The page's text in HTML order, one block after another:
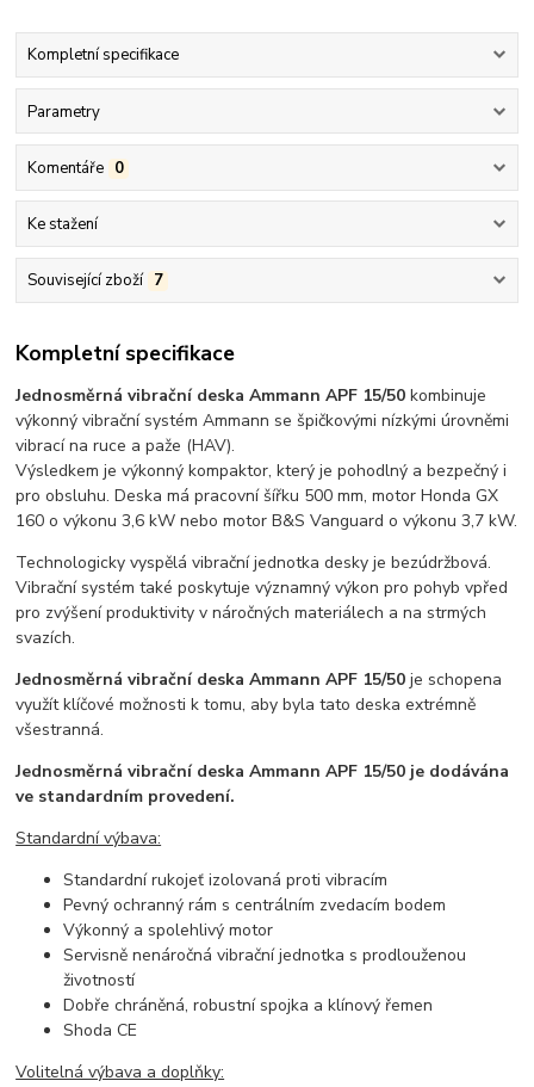
Kompletní specifikace
Parametry
Komentáře 0
Ke stažení
Související zboží 7
Kompletní specifikace
Jednosměrná vibrační deska Ammann APF 15/50 kombinuje
výkonný vibrační systém Ammann se špičkovými nízkými úrovněmi
vibrací na ruce a paže (HAV).
Výsledkem je výkonný kompaktor, který je pohodlný a bezpečný i
pro obsluhu. Deska má pracovní šířku 500 mm, motor Honda GX
160 o výkonu 3,6 kW nebo motor B&S Vanguard o výkonu 3,7 kW.
Technologicky vyspělá vibrační jednotka desky je bezúdržbová.
Vibrační systém také poskytuje významný výkon pro pohyb vpřed
pro zvýšení produktivity v náročných materiálech a na strmých
svazích.
Jednosměrná vibrační deska Ammann APF 15/50 je schopena
využít klíčové možnosti k tomu, aby byla tato deska extrémně
všestranná.
Jednosměrná vibrační deska Ammann APF 15/50 je dodávána
ve standardním provedení.
Standardní výbava:
Standardní rukojeť izolovaná proti vibracím
Pevný ochranný rám s centrálním zvedacím bodem
Výkonný a spolehlivý motor
Servisně nenáročná vibrační jednotka s prodlouženou
životností
Dobře chráněná, robustní spojka a klínový řemen
Shoda CE
Volitelná výbava a doplňky: